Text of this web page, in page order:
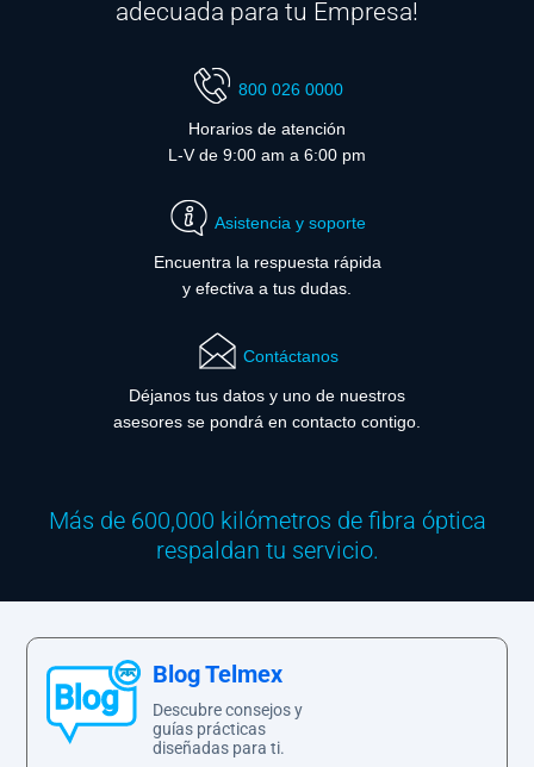
adecuada para tu Empresa!
800 026 0000
Horarios de atención
L-V de 9:00 am a 6:00 pm
Asistencia y soporte
Encuentra la respuesta rápida
y efectiva a tus dudas.
Contáctanos
Déjanos tus datos y uno de nuestros
asesores se pondrá en contacto contigo.
Más de 600,000 kilómetros de fibra óptica
respaldan tu servicio.
Blog Telmex
Descubre consejos y
guías prácticas
diseñadas para ti.